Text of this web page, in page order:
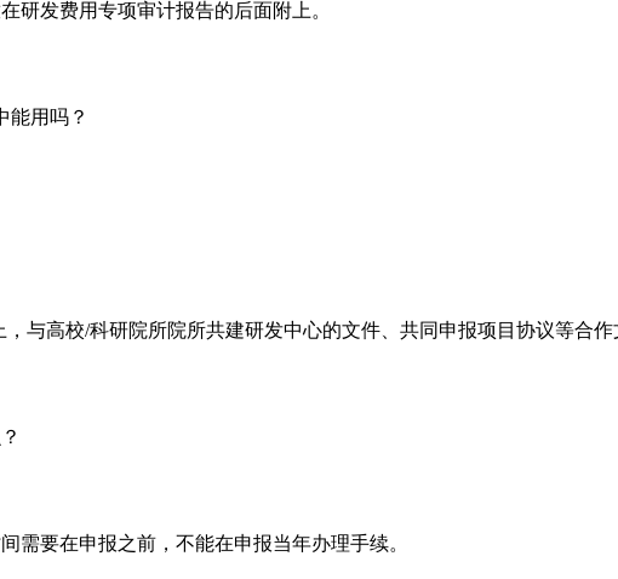
研发费用专项审计报告的后面附上。
能用吗？
，与高校/科研院所院所共建研发中心的文件、共同申报项目协议等合
需要在申报之前，不能在申报当年办理手续。